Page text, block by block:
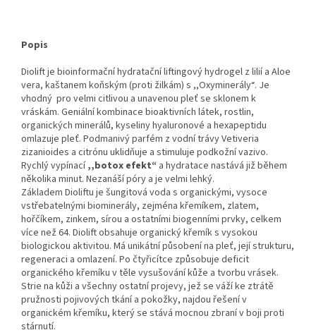
Popis
Diolift je bioinformační hydratační liftingový hydrogel z lilií a Aloe
vera, kaštanem koňským (proti žilkám) s ,,Oxyminerály“. Je
vhodný pro velmi citlivou a unavenou pleť se sklonem k
vráskám. Geniální kombinace bioaktivních látek, rostlin,
organických minerálů, kyseliny hyaluronové a hexapeptidu
omlazuje pleť. Podmanivý parfém z vodní trávy Vetiveria
zizanioides a citrónu uklidňuje a stimuluje podkožní vazivo.
Rychlý vypínací,,botox efekt“ a hydratace nastává již během
několika minut. Nezanáší póry a je velmi lehký.
Základem Dioliftu je šungitová voda s organickými, vysoce
vstřebatelnými biominerály, zejména křemíkem, zlatem,
hořčíkem, zinkem, sírou a ostatními biogenními prvky, celkem
více než 64. Diolift obsahuje organický křemík s vysokou
biologickou aktivitou. Má unikátní působení na pleť, její strukturu,
regeneraci a omlazení. Po čtyřicítce způsobuje deficit
organického křemíku v těle vysušování kůže a tvorbu vrásek.
Strie na kůži a všechny ostatní projevy, jež se váží ke ztrátě
pružnosti pojivových tkání a pokožky, najdou řešení v
organickém křemíku, který se stává mocnou zbraní v boji proti
stárnutí.